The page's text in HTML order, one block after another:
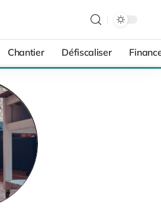
Chantier Défiscaliser